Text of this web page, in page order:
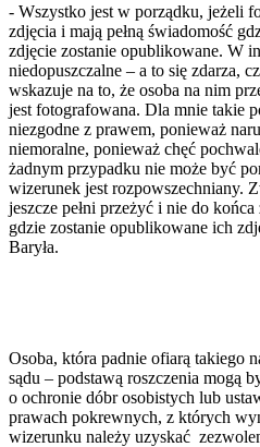
- Wszystko jest w porządku, jeżeli
zdjęcia i mają pełną świadomość
zdjęcie zostanie opublikowane. W
niedopuszczalne – a to się zdarza,
wskazuje na to, że osoba na nim
jest fotografowana. Dla mnie takie
niezgodne z prawem, ponieważ
niemoralne, ponieważ chęć
żadnym przypadku nie może być
wizerunek jest rozpowszechniany.
jeszcze pełni przeżyć i nie do
gdzie zostanie opublikowane ich
Baryła.
Osoba, która padnie ofiarą takiego
sądu – podstawą roszczenia mogą
o ochronie dóbr osobistych lub
prawach pokrewnych, z których
wizerunku należy uzyskać